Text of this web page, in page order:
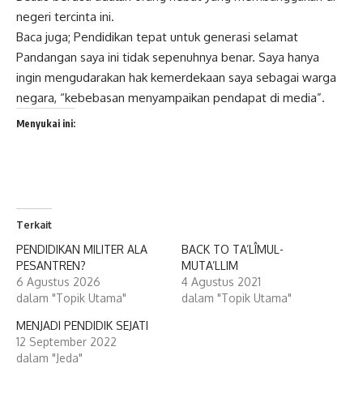
negeri tercinta ini.
Baca juga; Pendidikan tepat untuk generasi selamat
Pandangan saya ini tidak sepenuhnya benar. Saya hanya
ingin mengudarakan hak kemerdekaan saya sebagai warga
negara, “kebebasan menyampaikan pendapat di media”.
Menyukai ini:
Terkait
PENDIDIKAN MILITER ALA
PESANTREN?
6 Agustus 2026
dalam "Topik Utama"
BACK TO TA’LÎMUL-
MUTA’LLIM
4 Agustus 2021
dalam "Topik Utama"
MENJADI PENDIDIK SEJATI
12 September 2022
dalam "Jeda"